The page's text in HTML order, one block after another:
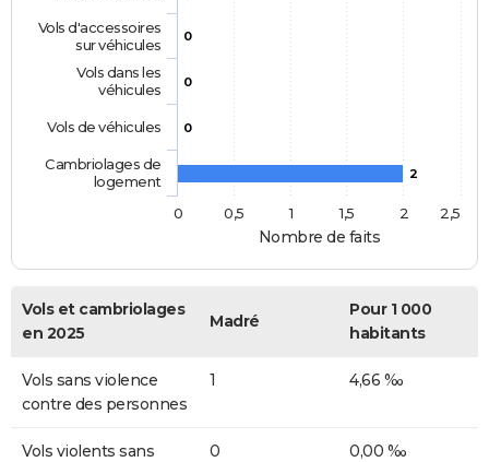
Nombre de faits
0
0
0
2
Vols d'accessoires
sur véhicules
Vols dans les
véhicules
Vols de véhicules
Cambriolages de
logement
0
0,5 1 1,5 2 2,5
Vols et cambriolages
en 2025
Madré
Pour 1 000
habitants
Vols sans violence
contre des personnes
1 4,66 ‰
Vols violents sans
0 0,00 ‰